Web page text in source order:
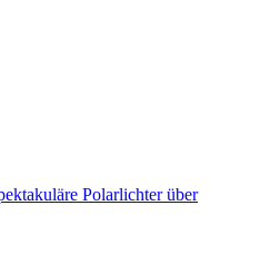
Polarlichter über